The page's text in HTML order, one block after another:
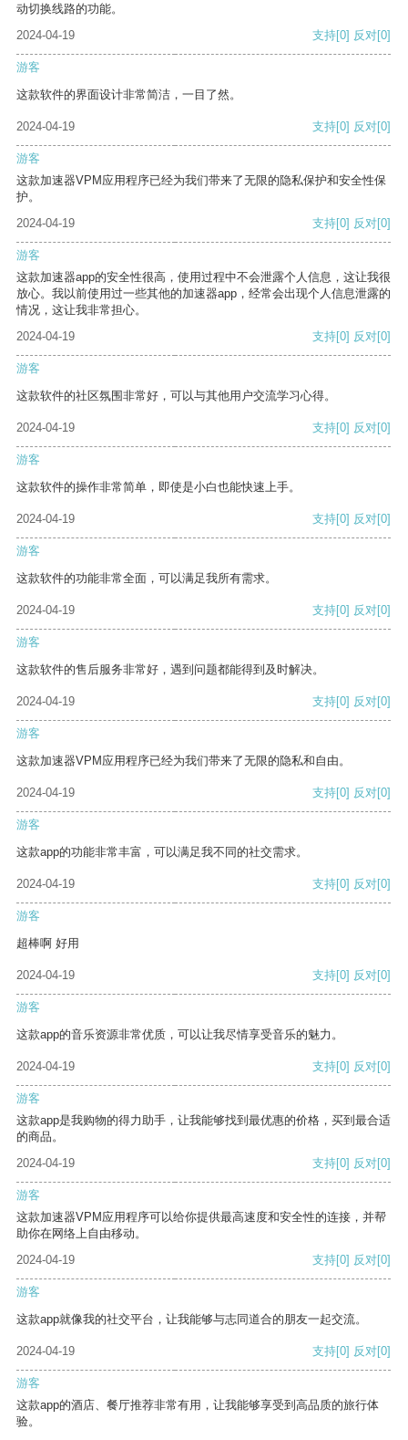
动切换线路的功能。
2024-04-19
支持[0] 反对[0]
游客
这款软件的界面设计非常简洁，一目了然。
2024-04-19 支持[0] 反对[0]
游客
这款加速器VPM应用程序已经为我们带来了无限的隐私保护和安全性保
护。
2024-04-19
支持[0] 反对[0]
游客
这款加速器app的安全性很高，使用过程中不会泄露个人信息，这让我很
放心。我以前使用过一些其他的加速器app，经常会出现个人信息泄露的
情况，这让我非常担心。
2024-04-19
支持[0] 反对[0]
游客
这款软件的社区氛围非常好，可以与其他用户交流学习心得。
2024-04-19 支持[0] 反对[0]
游客
这款软件的操作非常简单，即使是小白也能快速上手。
2024-04-19 支持[0] 反对[0]
游客
这款软件的功能非常全面，可以满足我所有需求。
2024-04-19 支持[0] 反对[0]
游客
这款软件的售后服务非常好，遇到问题都能得到及时解决。
2024-04-19 支持[0] 反对[0]
游客
这款加速器VPM应用程序已经为我们带来了无限的隐私和自由。
2024-04-19 支持[0] 反对[0]
游客
这款app的功能非常丰富，可以满足我不同的社交需求。
2024-04-19 支持[0] 反对[0]
游客
超棒啊 好用
2024-04-19 支持[0] 反对[0]
游客
这款app的音乐资源非常优质，可以让我尽情享受音乐的魅力。
2024-04-19 支持[0] 反对[0]
游客
这款app是我购物的得力助手，让我能够找到最优惠的价格，买到最合适
的商品。
2024-04-19
支持[0] 反对[0]
游客
这款加速器VPM应用程序可以给你提供最高速度和安全性的连接，并帮
助你在网络上自由移动。
2024-04-19
支持[0] 反对[0]
游客
这款app就像我的社交平台，让我能够与志同道合的朋友一起交流。
2024-04-19 支持[0] 反对[0]
游客
这款app的酒店、餐厅推荐非常有用，让我能够享受到高品质的旅行体
验。